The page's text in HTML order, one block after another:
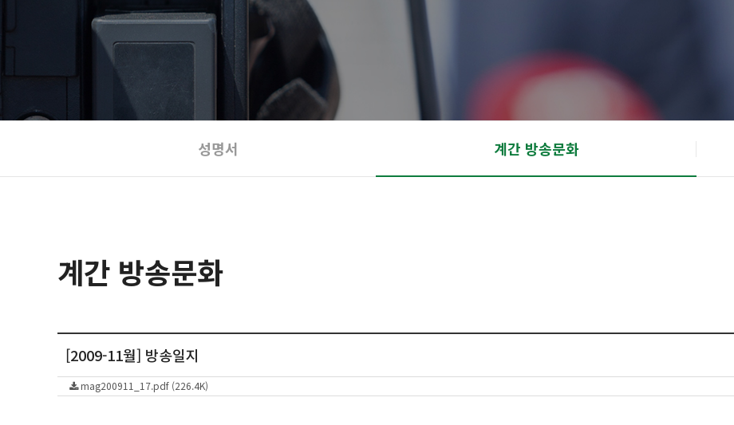
성명서 계간 방송문화
계간 방송문화
[2009-11월] 방송일지
mag200911_17.pdf (226.4K)